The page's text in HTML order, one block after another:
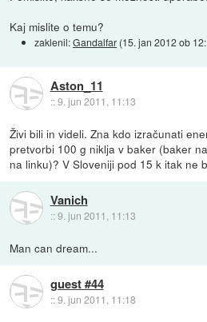
Kaj mislite o temu?
zaklenil:Gandalfar (15. jan 2012 ob
Aston_11
::9. jun 2011, 11:13
Živi bili in videli. Zna kdo izračunati
pretvorbi 100 g niklja v baker (baker
na linku)? V Sloveniji pod 15 k itak ne
Vanich
::9. jun 2011, 11:13
Man can dream...
guest #44
::9. jun 2011, 11:18